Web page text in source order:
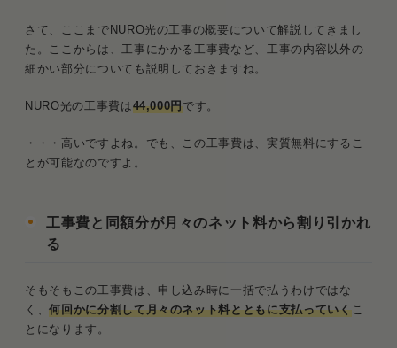
さて、ここまでNURO光の工事の概要について解説してきまし
た。ここからは、工事にかかる工事費など、工事の内容以外の
細かい部分についても説明しておきますね。
NURO光の工事費は44,000円です。
・・・高いですよね。でも、この工事費は、実質無料にするこ
とが可能なのですよ。
工事費と同額分が月々のネット料から割り引かれ
る
そもそもこの工事費は、申し込み時に一括で払うわけではな
く、何回かに分割して月々のネット料とともに支払っていくこ
とになります。